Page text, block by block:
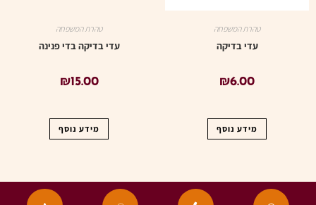
טהרת המשפחה
עדי בדיקה
₪6.00
מידע נוסף
טהרת המשפחה
עדי בדיקה בדי פנינה
₪15.00
מידע נוסף